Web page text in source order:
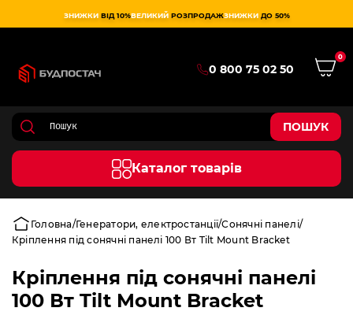
ЗНИЖКИ ВІД 10%ВЕЛИКИЙ РОЗПРОДАЖЗНИЖКИ ДО 50%
0 800 75 02 50
0
ПОШУК
Каталог товарів
Головна Генератори, електростанції Сонячні панелі
Кріплення під сонячні панелі 100 Вт Tilt Mount Bracket
Кріплення під сонячні панелі
100 Вт Tilt Mount Bracket